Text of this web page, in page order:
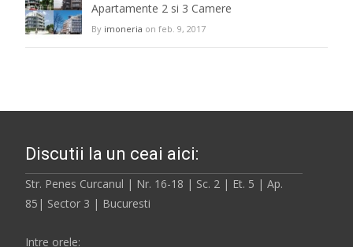
Apartamente 2 si 3 Camere
By imoneria on feb. 9, 2017
Discutii la un ceai aici:
Str. Penes Curcanul | Nr. 16-18 | Sc. 2 | Et. 5 | Ap.
85| Sector 3 | Bucuresti
Intre orele: